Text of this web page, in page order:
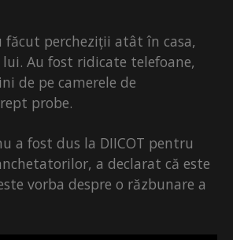
făcut percheziții atât în casa,
Au fost ridicate telefoane,
de pe camerele de
probe.
a fost dus la DIICOT pentru
a declarat că este
vorba despre o răzbunare a